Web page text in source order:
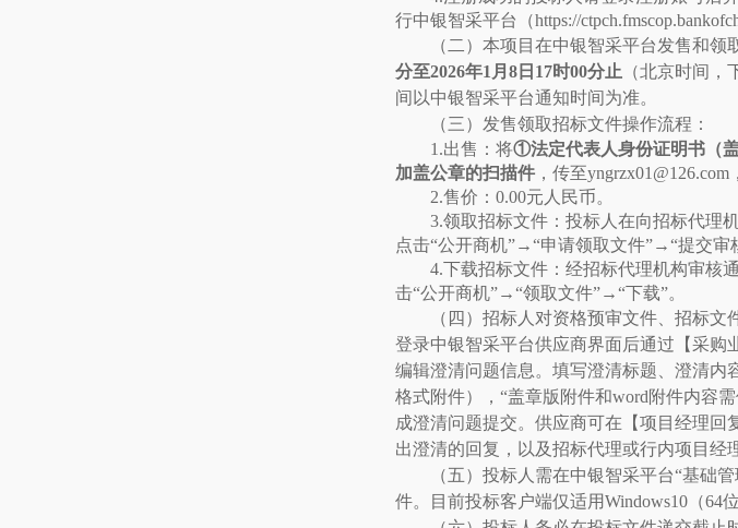
行中银智采平台（https://
（二）本项目在中银智采平台发售和
分至2026年1月8日17时00分止 （北京时间
间以中银智采平台通知时间为准。
（三）发售领取招标文件操作流程：
1.出售：将①法定代表人身份证明书（
加盖公章的扫描件 ，传至
2.售价： 0.00元人民币。
3.领取招标文件：投标人在向招标代理
点击“公开商机”→“申请领取文件”→“提交审
4.下载招标文件：经招标代理机构审核
击“公开商机”→“领取文件”→“下载”。
（四）招标人对资格预审文件、招标
登录中银智采平台供应商界面后通过【采购
编辑澄清问题信息。填写澄清标题、澄清内
格式附件），“盖章版附件和word附件内容
成澄清问题提交。供应商可在【项目经理
出澄清的回复，以及招标代理或行内项目经
（五）投标人需在中银智采平台“基础
件。目前投标客户端仅适用Windows10（64